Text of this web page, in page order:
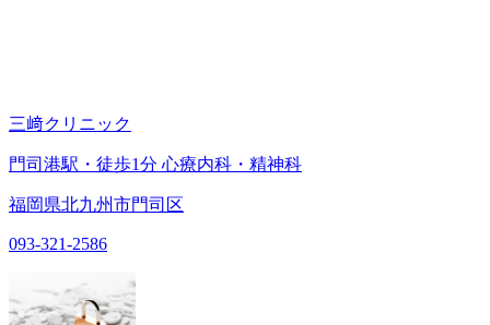
三﨑クリニック
門司港駅・徒歩1分 心療内科・精神科
福岡県北九州市門司区
093-321-2586